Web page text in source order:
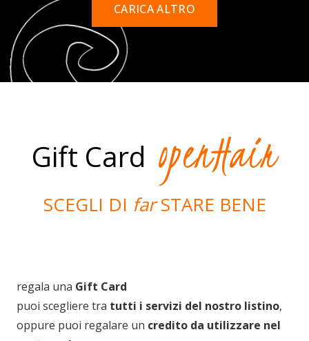
CARICA ALTRO
Gift Card openHair
SCEGLI DI farSTARE BENE
regala una Gift Card
puoi scegliere tra tutti i servizi del nostro listino,
oppure puoi regalare un credito da utilizzare nel